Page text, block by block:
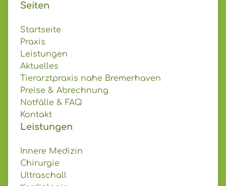
Seiten
Startseite
Praxis
Leistungen
Aktuelles
Tierarztpraxis nahe Bremerhaven
Preise & Abrechnung
Notfälle & FAQ
Kontakt
Leistungen
Innere Medizin
Chirurgie
Ultraschall